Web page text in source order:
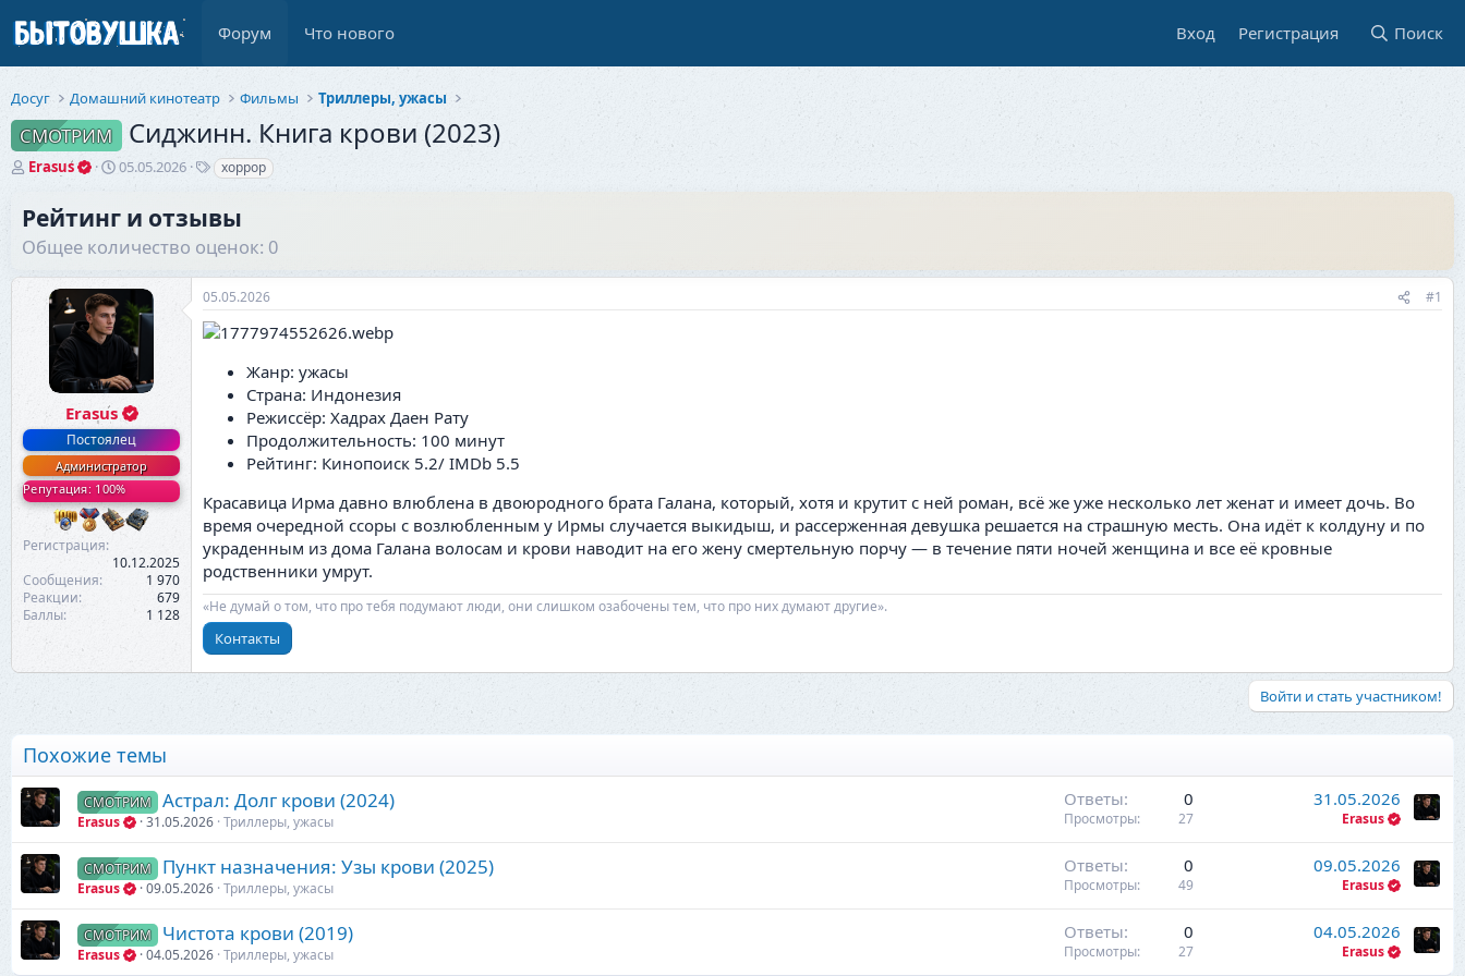
Форум Что нового Вход Регистрация Поиск
Досуг Домашний кинотеатр Фильмы Триллеры, ужасы
СМОТРИМ Сиджинн. Книга крови (2023)
А
о
р
е
Erasus
Д
н
ч
а
л
а
05.05.2026
Т
и
хоррор
Рейтинг и отзывы
Общее количество оценок: 0
Erasus
Постоялец
Администратор
Репутация: 100%
Регистрация
10.12.2025
Сообщения
1 970
Реакции
679
Баллы
1 128
05.05.2026 #1
Жанр: ужасы
Страна: Индонезия
Режиссёр: Хадрах Даен Рату
Продолжительность: 100 минут
Рейтинг: Кинопоиск 5.2/ IMDb 5.5
Красавица Ирма давно влюблена в двоюродного брата Галана, который, хотя и крутит с ней роман, всё же уже несколько лет женат и имеет дочь. Во
время очередной ссоры с возлюбленным у Ирмы случается выкидыш, и рассерженная девушка решается на страшную месть. Она идёт к колдуну и по
украденным из дома Галана волосам и крови наводит на его жену смертельную порчу — в течение пяти ночей женщина и все её кровные
родственники умрут.
«Не думай о том, что про тебя подумают люди, они слишком озабочены тем, что про них думают другие».
Контакты
Войти и стать участником!
Похожие темы
СМОТРИМ Астрал: Долг крови (2024)
Erasus 31.05.2026 Триллеры, ужасы
Ответы 0
Просмотры 27
31.05.2026
Erasus
СМОТРИМ Пункт назначения: Узы крови (2025)
Erasus 09.05.2026 Триллеры, ужасы
Ответы 0
Просмотры 49
09.05.2026
Erasus
СМОТРИМ Чистота крови (2019)
Erasus 04.05.2026 Триллеры, ужасы
Ответы 0
Просмотры 27
04.05.2026
Erasus